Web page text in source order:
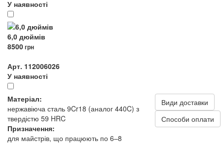
У наявності
6,0 дюймів
8500грн
Арт. 112006026
У наявності
Матеріал:
нержавіюча сталь 9Cr18 (аналог 440C) з
твердістю 59 HRC
Призначення:
для майстрів, що працюють по 6–8
Види доставки
Способи оплати